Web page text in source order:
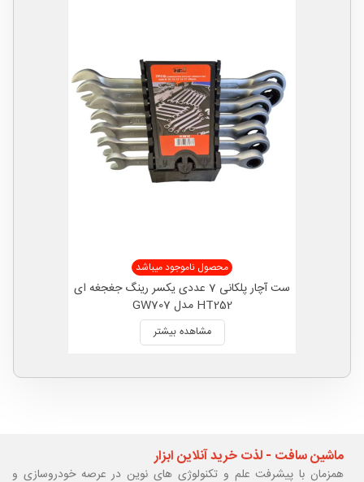
محصول ناموجود میباشد
ست آچار پلکانی 7 عددی یکسر رینگ جغجغه ای
HT252 مدل GW707
مشاهده بیشتر
ماشین سافت - لذت خرید آنلاین ابزار
همزمان با پیشرفت علم و تکنولوژی های نوین در عرصه خودروسازی و